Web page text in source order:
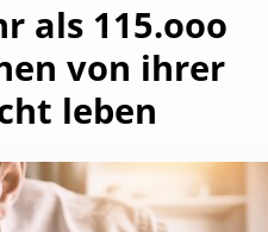
als 115.ooo
von ihrer
leben